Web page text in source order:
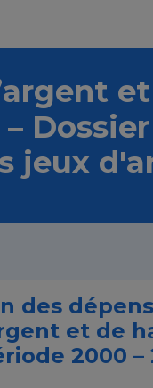
Dossier
jeux
des
et de
2000 –
des cookies